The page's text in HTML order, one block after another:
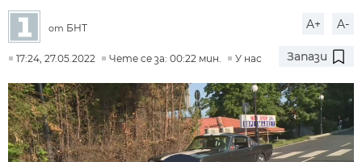
от БНТ A+ A-
17:24, 27.05.2022 Чете се за: 00:22 мин. У нас Запази